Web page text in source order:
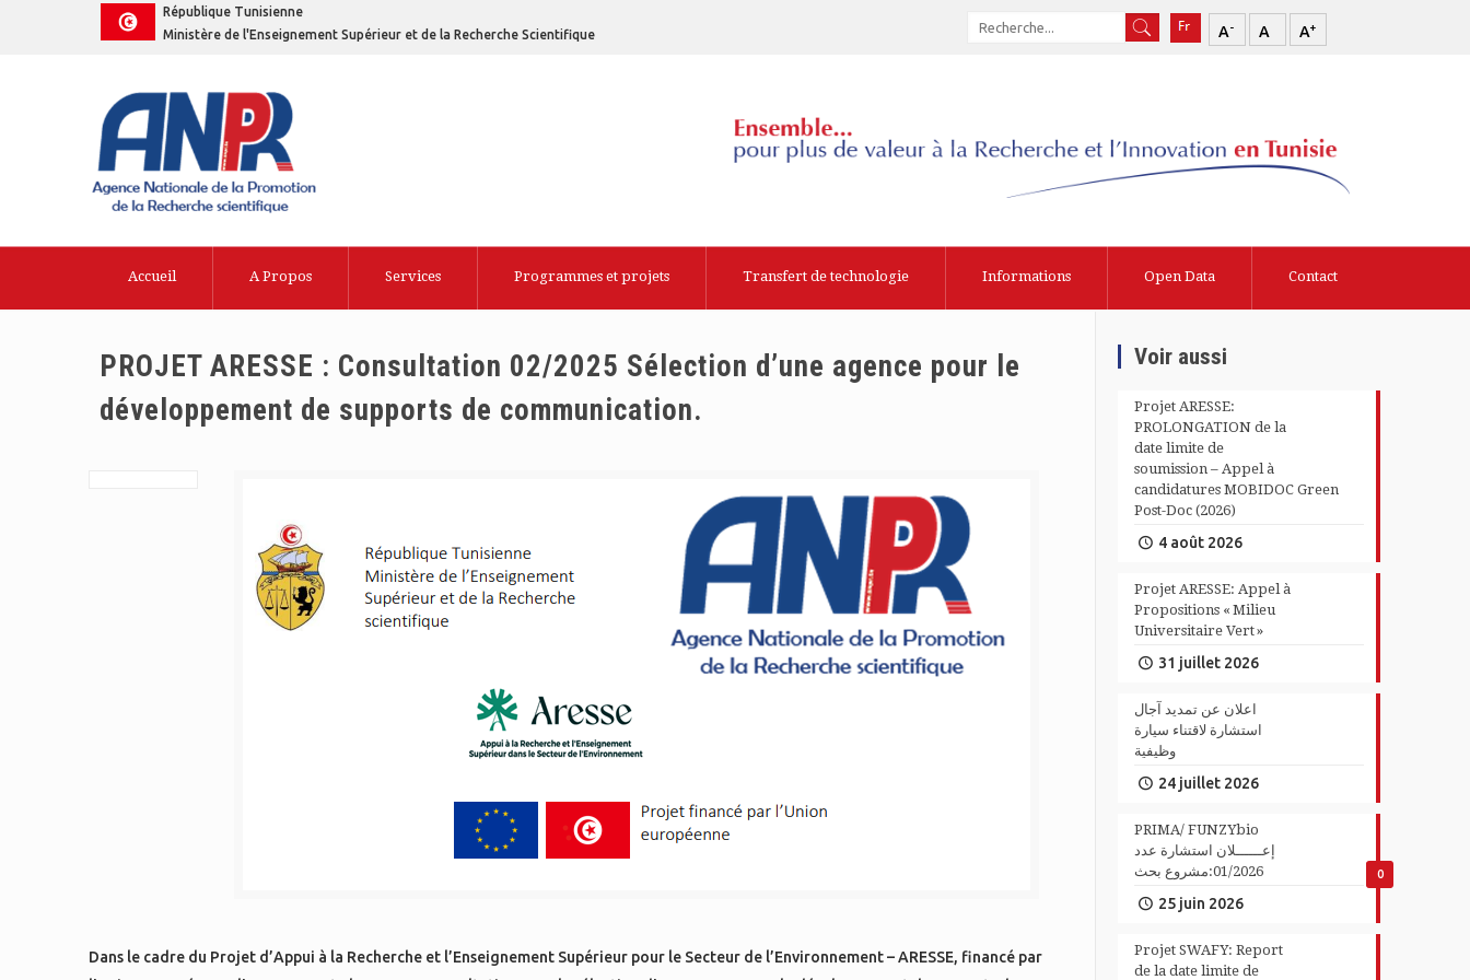
République Tunisienne
Ministère de l'Enseignement Supérieur et de la Recherche Scientifique
A- A A+
Accueil A Propos Services Programmes et projets Transfert de technologie Informations Open Data Contact
PROJET ARESSE : Consultation 02/2025 Sélection d’une agence pour le
développement de supports de communication.
Dans le cadre du Projet d’Appui à la Recherche et l’Enseignement Supérieur pour le Secteur de l’Environnement – ARESSE, financé par
Voir aussi
Projet ARESSE:
PROLONGATION de la
date limite de
soumission – Appel à
candidatures MOBIDOC Green
Post-Doc (2026)
4 août 2026
Projet ARESSE: Appel à
Propositions « Milieu
Universitaire Vert »
31 juillet 2026
اعلان عن تمديد آجال
استشارة لاقتناء سيارة
وظيفية
24 juillet 2026
0
PRIMA/ FUNZYbio
إعــــــلان استشارة عدد
01/2026:مشروع بحث
25 juin 2026
Projet SWAFY: Report
de la date limite de